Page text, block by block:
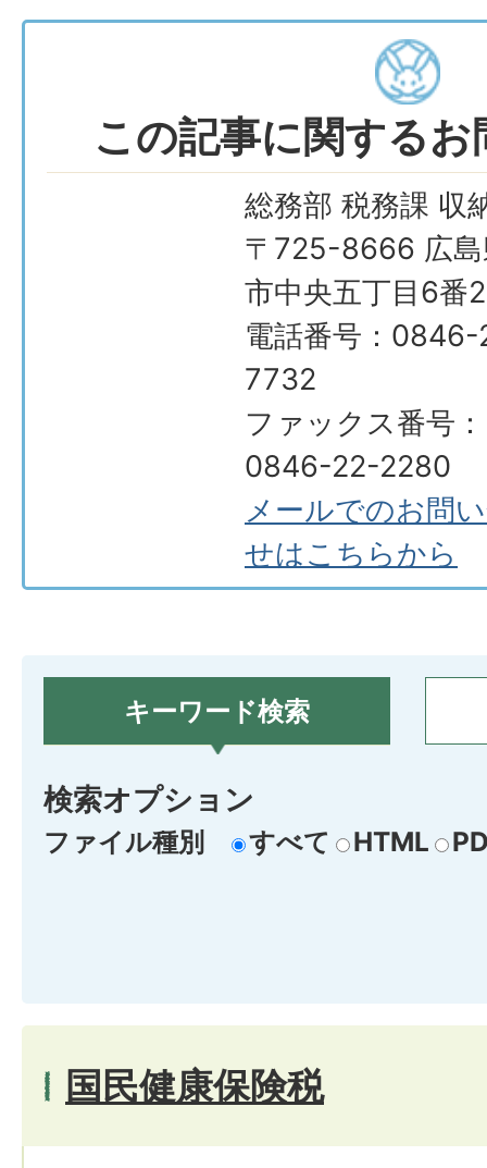
この記事に関する
総務部 税務課 収
〒725-8666 広島
市中央五丁目6番
電話番号：
7732
ファックス番号：
0846-22-2280
メールでのお問
せはこちらから
キーワード検索
検索オプション
ファイル種別 すべて HTML
国民健康保険税